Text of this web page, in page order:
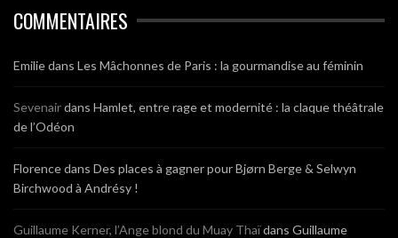
COMMENTAIRES
Emiliedans Les Mâchonnes de Paris : la gourmandise au féminin
Sevenairdans Hamlet, entre rage et modernité : la claque théâtrale
de l’Odéon
Florencedans Des places à gagner pour Bjørn Berge & Selwyn
Birchwood à Andrésy !
Guillaume Kerner, l’Ange blond du Muay Thaïdans Guillaume